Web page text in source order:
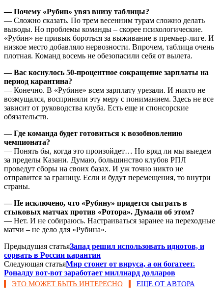
— Почему «Рубин» увяз внизу таблицы?
— Сложно сказать. По трем весенним турам сложно делать
выводы. Но проблемы команды – скорее психологические.
«Рубин» не привык бороться за выживание в премьер-лиге. И
низкое место добавляло нервозности. Впрочем, таблица очень
плотная. Команд восемь не обезопасили себя от вылета.
— Вас коснулось 50-процентное сокращение зарплаты на
период карантина?
— Конечно. В «Рубине» всем зарплату урезали. И никто не
возмущался, восприняли эту меру с пониманием. Здесь не все
зависит от руководства клуба. Есть еще и спонсорские
обязательств.
— Где команда будет готовиться к возобновлению
чемпионата?
— Понять бы, когда это произойдет… Но вряд ли мы выедем
за пределы Казани. Думаю, большинство клубов РПЛ
проведут сборы на своих базах. И уж точно никто не
отправится за границу. Если и будут перемещения, то внутри
страны.
— Не исключено, что «Рубину» придется сыграть в
стыковых матчах против «Ротора». Думали об этом?
— Нет. И не собираюсь. Настраиваться заранее на переходные
матчи – не дело для «Рубина».
Предыдущая статьяЗапад решил использовать идиотов, и
сорвать в России карантин
Следующая статьяМир стонет от вируса, а он богатеет.
Роналду вот-вот заработает миллиард долларов
ЭТО МОЖЕТ БЫТЬ ИНТЕРЕСНО ЕЩЕ ОТ АВТОРА